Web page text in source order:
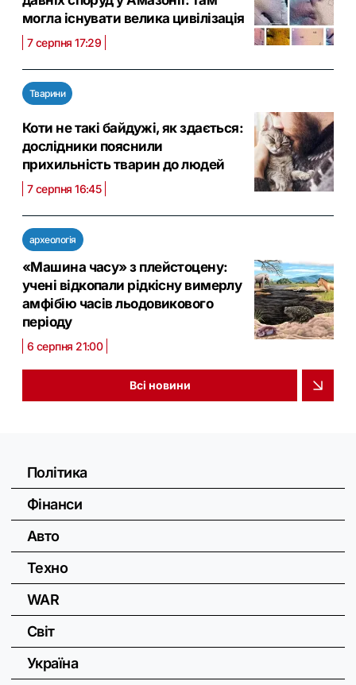
могла існувати велика цивілізація
7 серпня 17:29
Тварини
Коти не такі байдужі, як здається:
дослідники пояснили
прихильність тварин до людей
7 серпня 16:45
археологія
«Машина часу» з плейстоцену:
учені відкопали рідкісну вимерлу
амфібію часів льодовикового
періоду
6 серпня 21:00
Всі новини
Політика
Фінанси
Авто
Техно
WAR
Світ
Україна